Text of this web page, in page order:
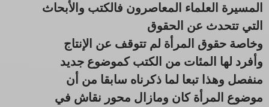
المسيرة العلماء المعاصرون فالكتب والأبحاث
التي تتحدث عن الحقوق
وخاصة حقوق المرأة لم تتوقف عن الإنتاج
وأفرد لها المئات من الكتب كموضوع جديد
منفصل وهذا تبعا لما ذكرناه سابقا من أن
موضوع المرأة كان ومازال محور نقاش في